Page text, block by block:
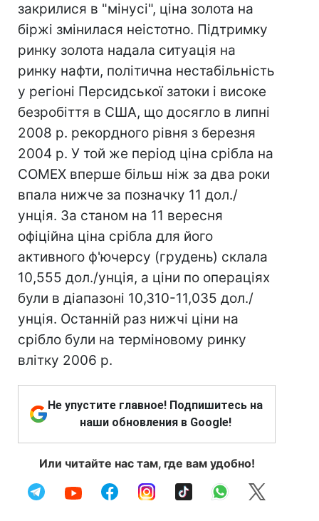
закрилися в "мінусі", ціна золота на
біржі змінилася неістотно. Підтримку
ринку золота надала ситуація на
ринку нафти, політична нестабільність
у регіоні Персидської затоки і високе
безробіття в США, що досягло в липні
2008 р. рекордного рівня з березня
2004 р. У той же період ціна срібла на
COMEX вперше більш ніж за два роки
впала нижче за позначку 11 дол./
унція. За станом на 11 вересня
офіційна ціна срібла для його
активного ф'ючерсу (грудень) склала
10,555 дол./унція, а ціни по операціях
були в діапазоні 10,310-11,035 дол./
унція. Останній раз нижчі ціни на
срібло були на терміновому ринку
влітку 2006 р.
Не упустите главное! Подпишитесь на
наши обновления в Google!
Или читайте нас там, где вам удобно!